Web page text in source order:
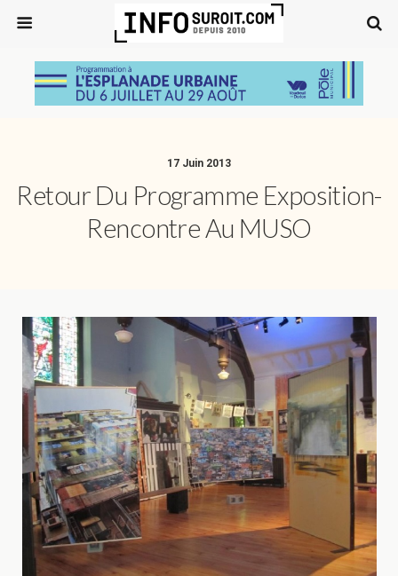
17 Juin 2013
Retour Du Programme Exposition-
Rencontre Au MUSO